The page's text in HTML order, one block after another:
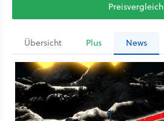
Preisvergleich
Übersicht Plus News